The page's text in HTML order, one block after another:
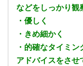
などをしっかり観
・優しく
・きめ細かく
・的確なタイミン
アドバイスをさせ